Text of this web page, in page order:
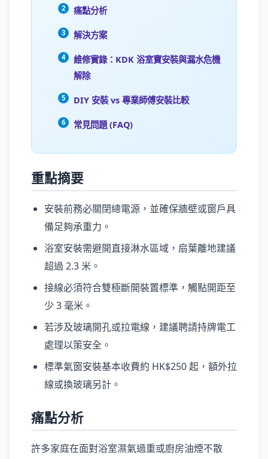
痛點分析
解決方案
維修實錄：KDK 浴室寶安裝與漏水危機
解除
DIY 安裝 vs 專業師傅安裝比較
常見問題 (FAQ)
重點摘要
安裝前務必關閉總電源，並確保牆壁或窗戶具
備足夠承重力。
浴室安裝需避開直接淋水區域，扇葉離地建議
超過 2.3 米。
接線必須符合雙極斷開裝置標準，觸點開距至
少 3 毫米。
若涉及玻璃開孔或拉電線，建議聘請持牌電工
處理以策安全。
標準氣窗安裝基本收費約 HK$250 起，額外拉
線或換玻璃另計。
痛點分析
許多家庭在面對浴室濕氣過重或廚房油煙不散